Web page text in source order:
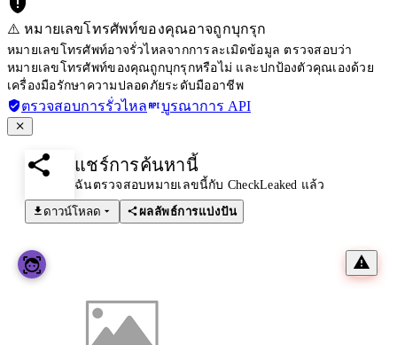
⚠️ หมายเลขโทรศัพท์ของคุณอาจถูกบุกรุก
หมายเลขโทรศัพท์อาจรั่วไหลจากการละเมิดข้อมูล ตรวจสอบว่า
หมายเลขโทรศัพท์ของคุณถูกบุกรุกหรือไม่ และปกป้องตัวคุณเองด้วย
เครื่องมือรักษาความปลอดภัยระดับมืออาชีพ
ตรวจสอบการรั่วไหล บูรณาการ API
แชร์การค้นหานี้
ฉันตรวจสอบหมายเลขนี้กับ CheckLeaked แล้ว
ดาวน์โหลด
ผลลัพธ์การแบ่งปัน